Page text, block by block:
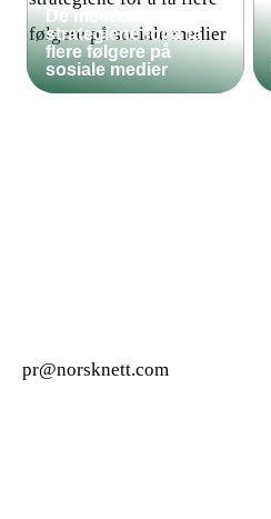
De mest effektive
strategiene for å få
flere følgere på
sosiale medier
pr@norsknett.com